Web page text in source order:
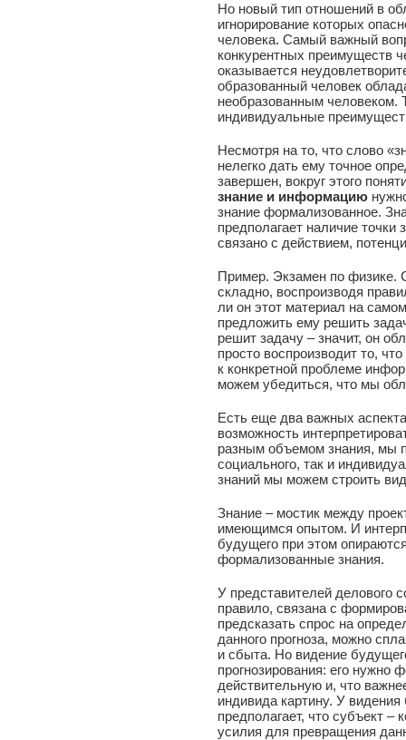
Но новый тип отношений в
игнорирование которых
человека. Самый важный
конкурентных преимуществ
оказывается
образованный человек
необразованным человеком.
индивидуальные
Несмотря на то, что слово
нелегко дать ему точное
завершен, вокруг этого
знание и информацию
знание формализованное.
предполагает наличие
связано с действием,
Пример. Экзамен по физике.
складно, воспроизводя
ли он этот материал на
предложить ему решить
решит задачу – значит, он
просто воспроизводит то,
к конкретной проблеме
можем убедиться, что мы
Есть еще два важных
возможность
разным объемом знания, мы
социального, так и
знаний мы можем строить
Знание – мостик между
имеющимся опытом. И
будущего при этом
формализованные знания.
У представителей делового
правило, связана с
предсказать спрос на
данного прогноза, можно
и сбыта. Но видение
прогнозирования: его нужно
действительную и, что
индивида картину. У
предполагает, что субъект –
усилия для превращения